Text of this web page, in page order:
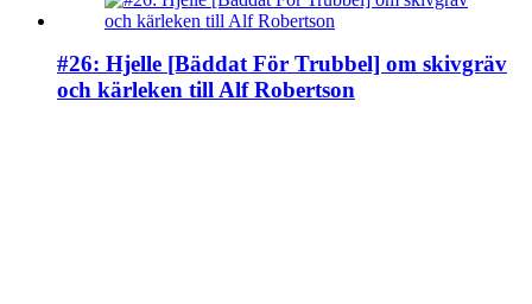
#26: Hjelle [Bäddat För Trubbel] om skivgräv
och kärleken till Alf Robertson